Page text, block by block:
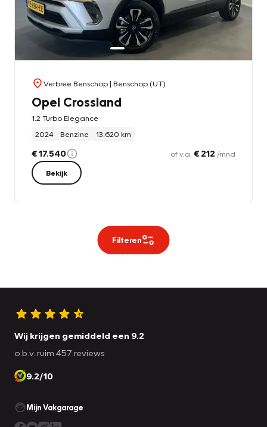
Verbree Benschop| Benschop (UT)
Opel Crossland
1.2 Turbo Elegance
2024
Benzine 13.620 km
€ 17.540 of v.a. € 212 /mnd
Bekijk
Filteren
Wij krijgen gemiddeld een 9.2
o.b.v. ruim 457 reviews
9.2/10
Mijn Vakgarage